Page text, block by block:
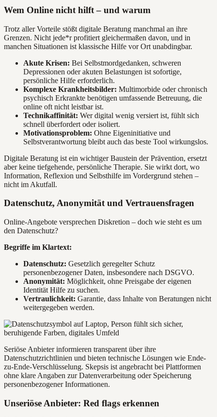
Wem Online nicht hilft – und warum
Trotz aller Vorteile stößt digitale Beratung manchmal an ihre
Grenzen. Nicht jede*r profitiert gleichermaßen davon, und in
manchen Situationen ist klassische Hilfe vor Ort unabdingbar.
Akute Krisen: Bei Selbstmordgedanken, schweren
Depressionen oder akuten Belastungen ist sofortige,
persönliche Hilfe erforderlich.
Komplexe Krankheitsbilder: Multimorbide oder chronisch
psychisch Erkrankte benötigen umfassende Betreuung, die
online oft nicht leistbar ist.
Technikaffinität: Wer digital wenig versiert ist, fühlt sich
schnell überfordert oder isoliert.
Motivationsproblem: Ohne Eigeninitiative und
Selbstverantwortung bleibt auch das beste Tool wirkungslos.
Digitale Beratung ist ein wichtiger Baustein der Prävention, ersetzt
aber keine tiefgehende, persönliche Therapie. Sie wirkt dort, wo
Information, Reflexion und Selbsthilfe im Vordergrund stehen –
nicht im Akutfall.
Datenschutz, Anonymität und Vertrauensfragen
Online-Angebote versprechen Diskretion – doch wie steht es um
den Datenschutz?
Begriffe im Klartext:
Datenschutz: Gesetzlich geregelter Schutz
personenbezogener Daten, insbesondere nach DSGVO.
Anonymität: Möglichkeit, ohne Preisgabe der eigenen
Identität Hilfe zu suchen.
Vertraulichkeit: Garantie, dass Inhalte von Beratungen nicht
weitergegeben werden.
Seriöse Anbieter informieren transparent über ihre
Datenschutzrichtlinien und bieten technische Lösungen wie Ende-
zu-Ende-Verschlüsselung. Skepsis ist angebracht bei Plattformen
ohne klare Angaben zur Datenverarbeitung oder Speicherung
personenbezogener Informationen.
Unseriöse Anbieter: Red flags erkennen